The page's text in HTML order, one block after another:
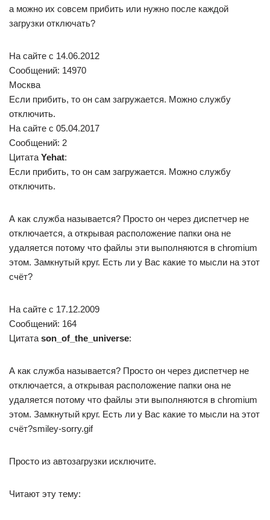
а можно их совсем прибить или нужно после каждой
загрузки отключать?
На сайте c 14.06.2012
Сообщений: 14970
Москва
Если прибить, то он сам загружается. Можно службу
отключить.
На сайте c 05.04.2017
Сообщений: 2
Цитата Yehat:
Если прибить, то он сам загружается. Можно службу
отключить.
А как служба называется? Просто он через диспетчер не
отключается, а открывая расположение папки она не
удаляется потому что файлы эти выполняются в chromium
этом. Замкнутый круг. Есть ли у Вас какие то мысли на этот
счёт?
На сайте c 17.12.2009
Сообщений: 164
Цитата son_of_the_universe:
А как служба называется? Просто он через диспетчер не
отключается, а открывая расположение папки она не
удаляется потому что файлы эти выполняются в chromium
этом. Замкнутый круг. Есть ли у Вас какие то мысли на этот
счёт?smiley-sorry.gif
Просто из автозагрузки исключите.
Читают эту тему: